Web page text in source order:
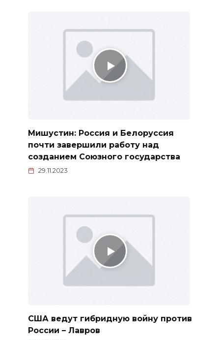
Мишустин: Россия и Белоруссия
почти завершили работу над
созданием Союзного государства
29.11.2023
США ведут гибридную войну против
России – Лавров